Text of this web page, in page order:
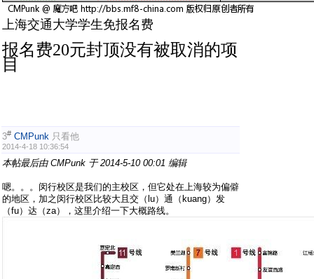
上海交通大学学生免报名费
报名费20元封顶没有被取消的项
目
3# CMPunk 只看他
2014-4-18 10:36:54
本帖最后由 CMPunk 于 2014-5-10 00:01 编辑
嗯。。。闵行校区是我们的主校区，但它处在上海较为偏僻
的地区 ，加之闵行校区比较大且交（lu）通（kuang）发
（fu）达（za），这里介绍一下大概路线。